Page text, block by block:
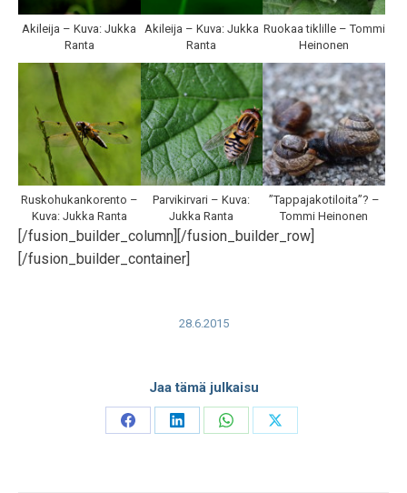
Akileija – Kuva: Jukka
Ranta
Akileija – Kuva: Jukka
Ranta
Ruokaa tiklille – Tommi
Heinonen
Ruskohukankorento –
Kuva: Jukka Ranta
Parvikirvari – Kuva:
Jukka Ranta
”Tappajakotiloita”? –
Tommi Heinonen
[/fusion_builder_column][/fusion_builder_row]
[/fusion_builder_container]
28.6.2015
Jaa tämä julkaisu
Share
Share
Share
Share